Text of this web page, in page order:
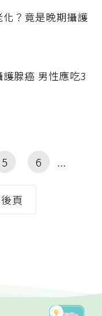
？竟是晚期攝護
腺癌 男性應吃3
5 6
頁